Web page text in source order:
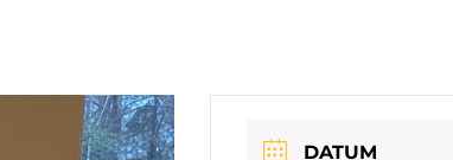
DATUM